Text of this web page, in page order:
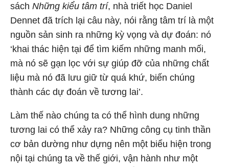
sách Những kiểu tâm trí, nhà triết học Daniel
Dennet đã trích lại câu này, nói rằng tâm trí là một
nguồn sản sinh ra những kỳ vọng và dự đoán: nó
‘khai thác hiện tại để tìm kiếm những manh mối,
mà nó sẽ gạn lọc với sự giúp đỡ của những chất
liệu mà nó đã lưu giữ từ quá khứ, biến chúng
thành các dự đoán về tương lai’.
Làm thế nào chúng ta có thể hình dung những
tương lai có thể xảy ra? Những công cụ tinh thần
cơ bản dường như dựng nên một biểu hiện trong
nội tại chúng ta về thế giới, vận hành như một